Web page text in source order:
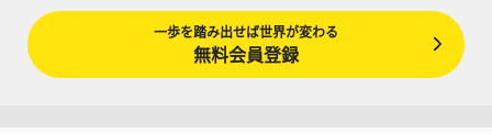
一歩を踏み出せば世界が変わる
無料会員登録